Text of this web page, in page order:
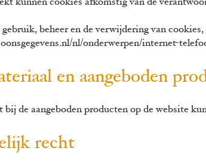
beheer en de verwijdering van
nl/onderwerpen/internet-
en aangeboden
de aangeboden producten op de website
recht